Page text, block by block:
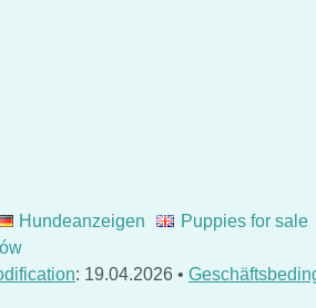
Hundeanzeigen Puppies for sale
: 19.04.2026 •